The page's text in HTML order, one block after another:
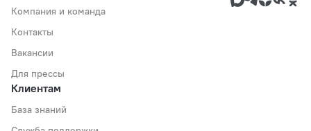
Компания и команда
Контакты
Вакансии
Для прессы
Клиентам
База знаний